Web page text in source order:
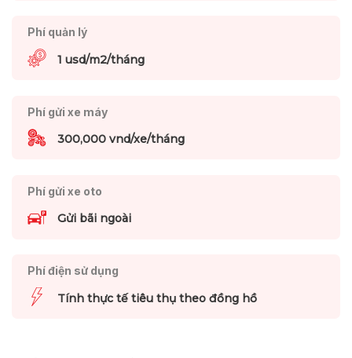
Phí quản lý
1 usd/m2/tháng
Phí gửi xe máy
300,000 vnd/xe/tháng
Phí gửi xe oto
Gửi bãi ngoài
Phí điện sử dụng
Tính thực tế tiêu thụ theo đồng hồ